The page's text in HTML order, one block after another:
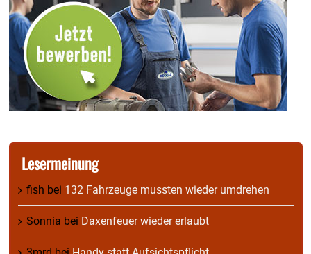
Lesermeinung
fish bei 132 Fahrzeuge mussten wieder umdrehen
Sonnia bei Daxenfeuer wieder erlaubt